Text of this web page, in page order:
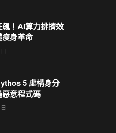
！AI算力排擠效
身革命
5 虛構身分
意程式碼